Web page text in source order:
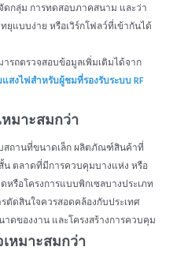
ดกลุ่ม การทดสอบภาคสนาม และว่า
ยุแบบง่าย หรือเวิร์กโฟลว์ที่เข้ากันได้
รถตรวจสอบข้อมูลเพิ่มเติมได้จาก
งไฟสำหรับผู้ชมที่รองรับระบบ RF
หมาะสมกว่า
สถานที่ขนาดเล็ก ผลิตภัณฑ์สินค้าที่
น ตลาดที่มีการควบคุมบางแห่ง หรือ
รือโครงการแบบพิกเซลบางประเภท
รตัดสินใจควรสอดคล้องกับประเทศ
ดของงาน และโครงสร้างการควบคุม
เหมาะสมกว่า